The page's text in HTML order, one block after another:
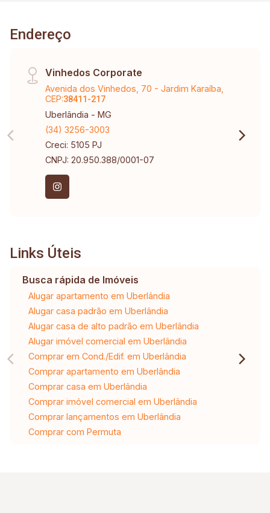
Endereço
Vinhedos Corporate
Avenida dos Vinhedos, 70 - Jardim Karaíba,
CEP:38411-217
Uberlândia - MG
(34) 3256-3003
Creci: 5105 PJ
CNPJ: 20.950.388/0001-07
Links Úteis
Busca rápida de Imóveis
Alugar apartamento em Uberlândia
Alugar casa padrão em Uberlândia
Alugar casa de alto padrão em Uberlândia
Alugar imóvel comercial em Uberlândia
Comprar em Cond./Edif. em Uberlândia
Comprar apartamento em Uberlândia
Comprar casa em Uberlândia
Comprar imóvel comercial em Uberlândia
Comprar lançamentos em Uberlândia
Comprar com Permuta